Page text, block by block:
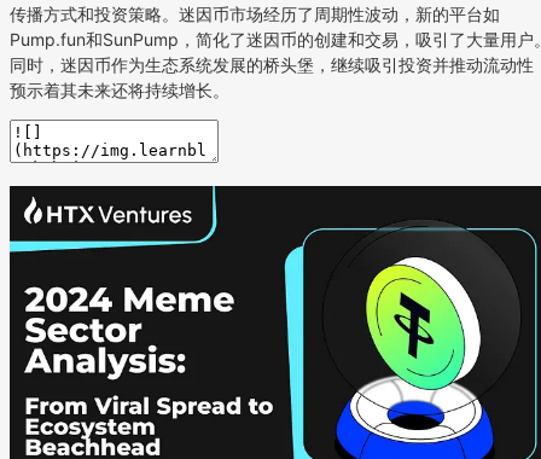
传播方式和投资策略。迷因币市场经历了周期性波动，新的平台如
Pump.fun和SunPump，简化了迷因币的创建和交易，吸引了大量用户
同时，迷因币作为生态系统发展的桥头堡，继续吸引投资并推动流动性
预示着其未来还将持续增长。